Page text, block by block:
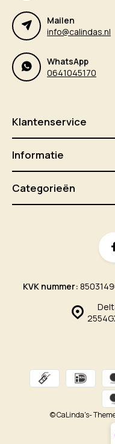
Mailen
info@calindas.nl
WhatsApp
0641045170
Klantenservice
Informatie
Categorieën
KVK nummer:
© CaLinda's-